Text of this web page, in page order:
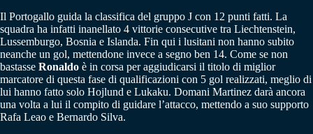
Il Portogallo guida la classifica del gruppo J con 12 punti fatti. La
squadra ha infatti inanellato 4 vittorie consecutive tra Liechtenstein,
Lussemburgo, Bosnia e Islanda. Fin qui i lusitani non hanno subito
neanche un gol, mettendone invece a segno ben 14. Come se non
bastasse Ronaldo è in corsa per aggiudicarsi il titolo di miglior
marcatore di questa fase di qualificazioni con 5 gol realizzati, meglio di
lui hanno fatto solo Hojlund e Lukaku. Domani Martinez darà ancora
una volta a lui il compito di guidare l’attacco, mettendo a suo supporto
Rafa Leao e Bernardo Silva.